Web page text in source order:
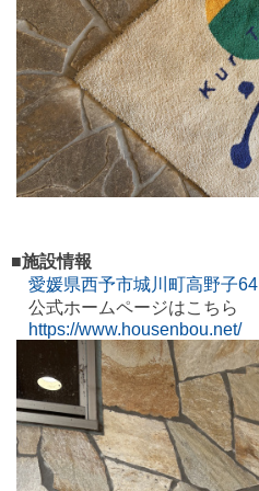
■施設情報
愛媛県西予市城川町高野子64
公式ホームページはこちら
https://www.housenbou.net/